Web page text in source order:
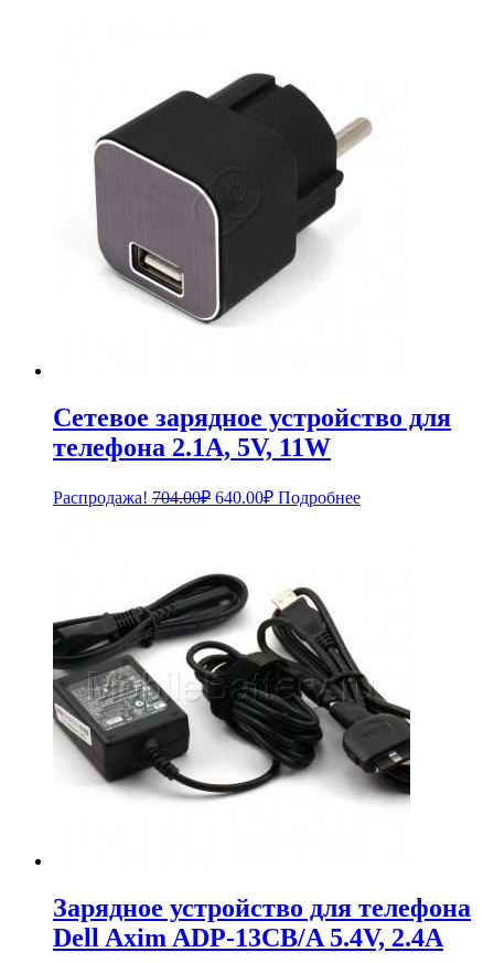
Сетевое зарядное устройство для
телефона 2.1A, 5V, 11W
Распродажа! 704.00₽ Первоначальная
640.00₽Текущая
цена:
Подробнее
Зарядное устройство для телефона
Dell Axim ADP-13CB/A 5.4V, 2.4A